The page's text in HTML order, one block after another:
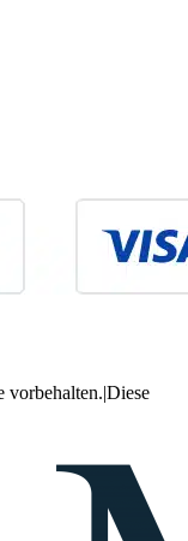
vorbehalten.|Diese